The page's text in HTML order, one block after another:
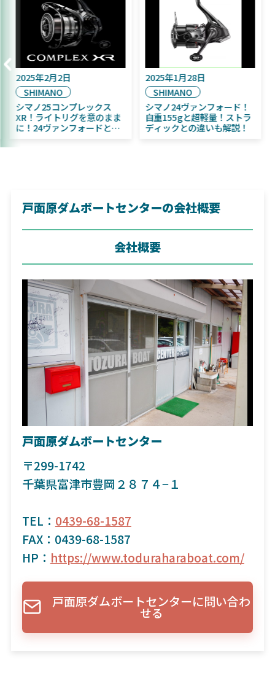
2025年9月16日
DAIWA
2025年11月発売予定！
DAIWA ふく魚／ちびふく魚
はビッグベイト初心者にお
2025年2月2日
SHIMANO
シマノ25コンプレックス
XR！ライトリグを意のまま
に！24ヴァンフォードとの
戸面原ダムボートセンターの会社概要
会社概要
戸面原ダムボートセンター
〒299-1742
千葉県富津市豊岡２８７４−１
TEL： 0439-68-1587
FAX：0439-68-1587
HP： https://www.toduraharaboat.com/
戸面原ダムボートセンターに問い合わ
せる